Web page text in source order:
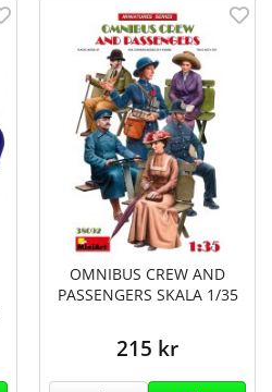
OMNIBUS CREW AND
PASSENGERS SKALA 1/35
215 kr